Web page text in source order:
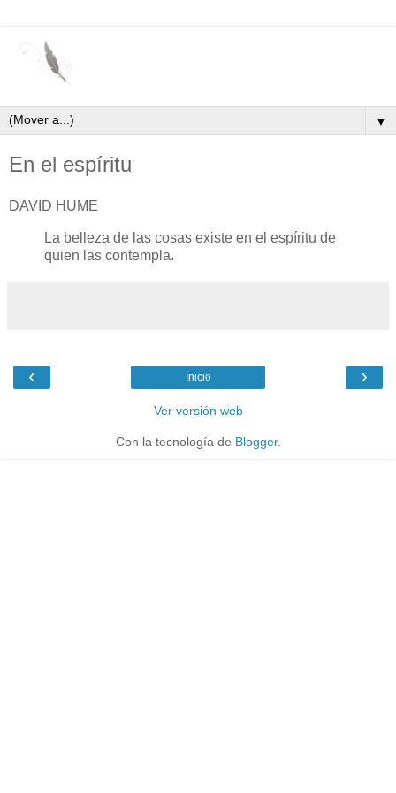
▼
En el espíritu
DAVID HUME
La belleza de las cosas existe en el espíritu de
quien las contempla.
‹ ›
Inicio
Ver versión web
Con la tecnología de Blogger.